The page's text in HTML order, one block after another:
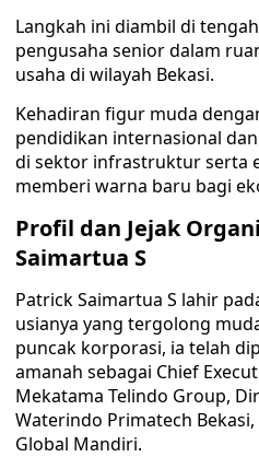
Langkah ini diambil di
pengusaha senior dalam
usaha di wilayah Bekasi.
Kehadiran figur muda
pendidikan internasional
di sektor infrastruktur serta
memberi warna baru bagi
Profil dan Jejak
Saimartua S
Patrick Saimartua S lahir
usianya yang tergolong
puncak korporasi, ia telah
amanah sebagai Chief
Mekatama Telindo Group,
Waterindo Primatech
Global Mandiri.